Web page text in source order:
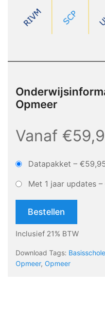
Opmeer
Vanaf
Datapakket –
Met 1 jaar updates –
Bestellen
Inclusief 21% BTW
Download Tags:
Opmeer, Opmeer